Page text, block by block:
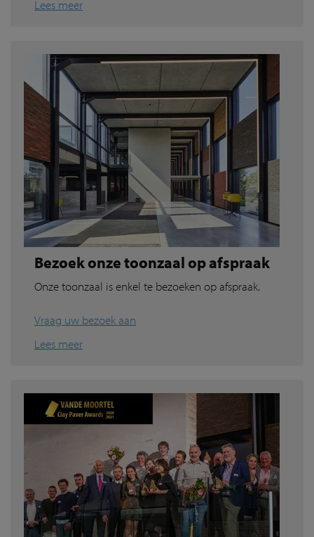
Lees meer
Bezoek onze toonzaal op afspraak
Onze toonzaal is enkel te bezoeken op afspraak.
Vraag uw bezoek aan
Lees meer